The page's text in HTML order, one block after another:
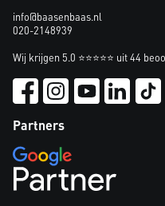
info@baasenbaas.nl
020-2148939
Wij krijgen 5.0 ⭐⭐⭐⭐⭐ uit 44
Partners